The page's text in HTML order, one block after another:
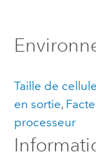
Taille de cellule
en sortie,
processeur